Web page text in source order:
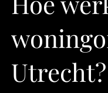
Utrecht?